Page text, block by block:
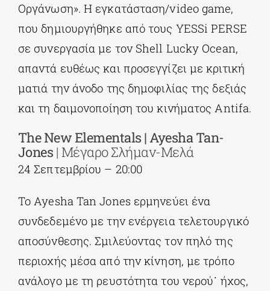
Οργάνωση». Η εγκατάσταση/video game,
που δημιουργήθηκε από τους YESSi PERSE
σε συνεργασία με τον Shell Lucky Ocean,
απαντά ευθέως και προσεγγίζει με κριτική
ματιά την άνοδο της δημοφιλίας της δεξιάς
και τη δαιμονοποίηση του κινήματος Antifa.
The New Elementals | Ayesha Tan-
Jones | Μέγαρο Σλήμαν-Μελά
24 Σεπτεμβρίου – 20:00
Το Ayesha Tan Jones ερμηνεύει ένα
συνδεδεμένο με την ενέργεια τελετουργικό
αποσύνθεσης. Σμιλεύοντας τον πηλό της
περιοχής μέσα από την κίνηση, με τρόπο
ανάλογο με τη ρευστότητα του νερού˙ ήχος,